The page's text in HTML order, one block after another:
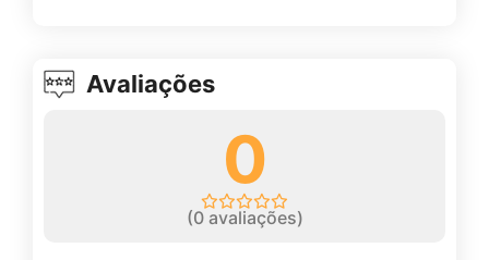
Avaliações
0
(0avaliações)